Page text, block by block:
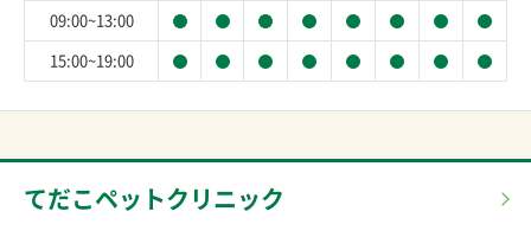
09:00~13:00
15:00~19:00
てだこペットクリニック